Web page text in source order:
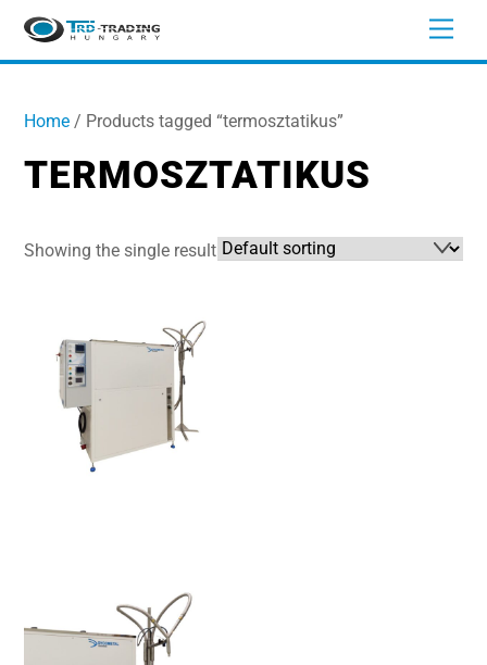
Skip
content
Home / Products tagged “termosztatikus”
TERMOSZTATIKUS
Showing the single result